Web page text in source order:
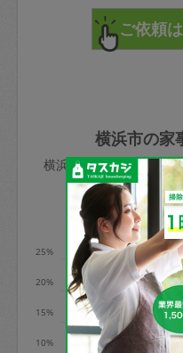
直前キャンセル
72時間前〜24
依頼者不在に
金額の100%＋
※例：依頼日時
合、水曜日午前
発生
水曜日9時〜金
50%
金曜日9時～土
100%
みてください。
その後、一番
てください。
不在時に部屋
きた場合は損
ご注意ください。
で、必ず鍵の
れて依頼者の
けてください。
玉、など
あわせてこち
利用します。注
はありますか？
横浜市の家
横浜市のタスカジの利用
利用
10%
15%
20%
25%